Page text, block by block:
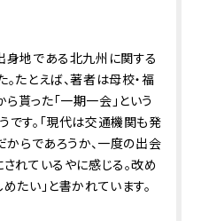
身地である北九州に関する
たとえば、著者は母校・福
貰った「一期一会」という
です。「現代は交通機関も発
からであろうか、一度の出会
れているやに感じる。改め
たい」と書かれています。